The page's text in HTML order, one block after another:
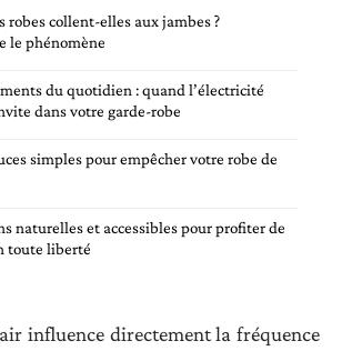
robes collent-elles aux jambes ?
le phénomène
du quotidien : quand l’électricité
dans votre garde-robe
simples pour empêcher votre robe de
naturelles et accessibles pour profiter de
toute liberté
influence directement la fréquence